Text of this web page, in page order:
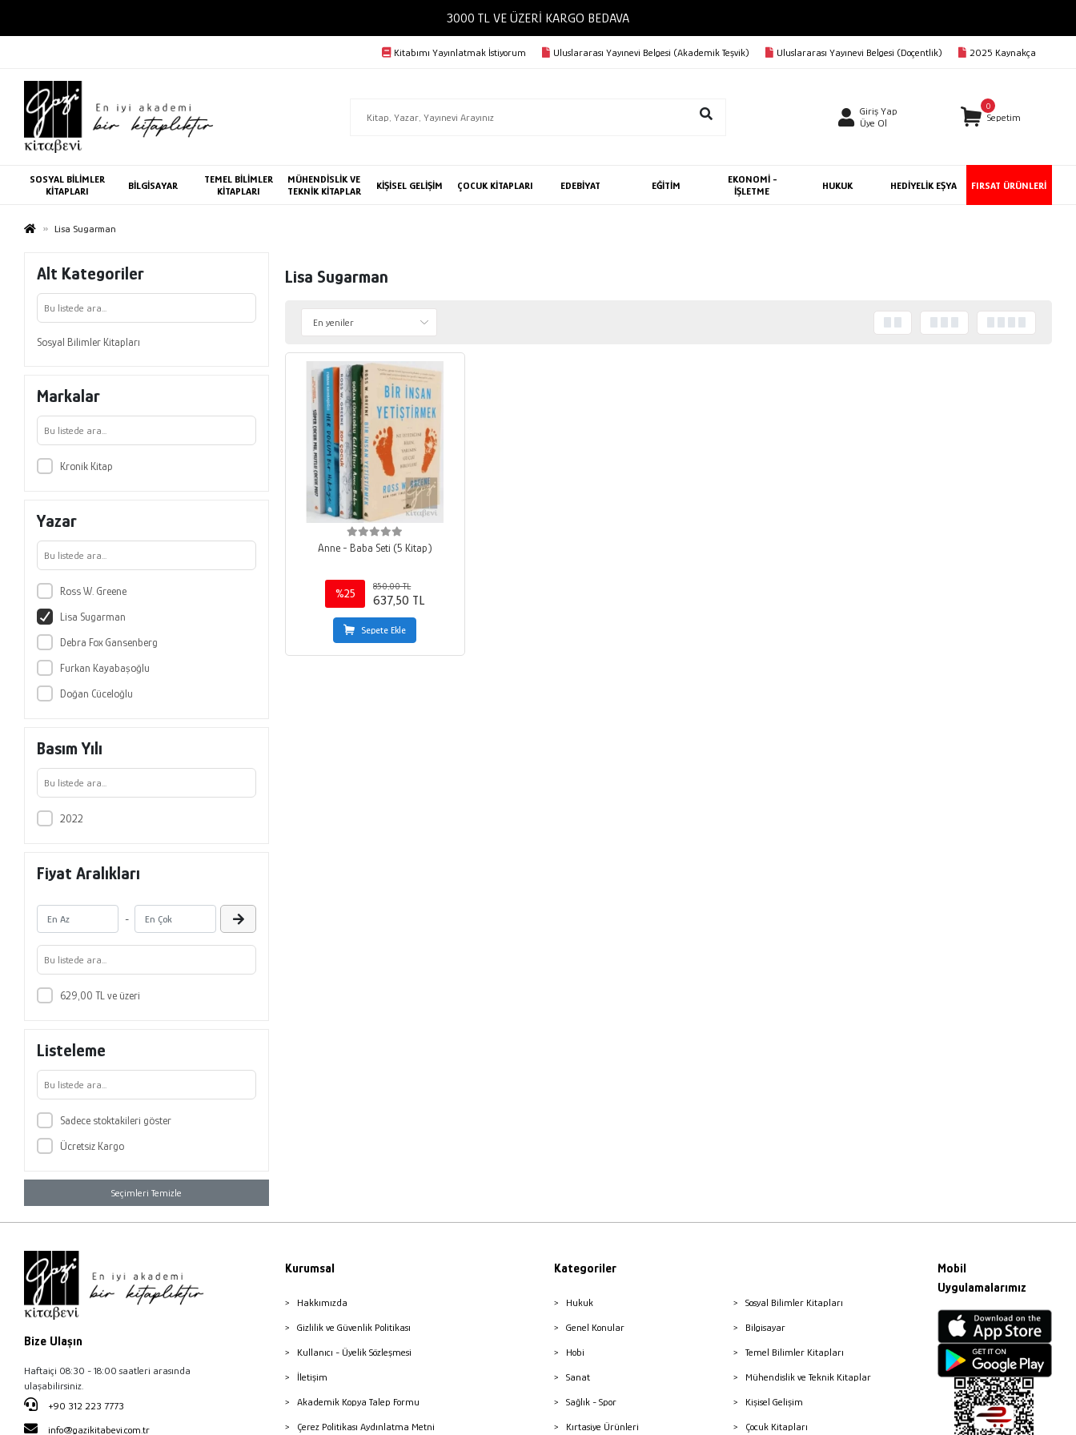
3000 TL VE ÜZERİ KARGO BEDAVA
Kitabımı Yayınlatmak İstiyorum Uluslararası Yayınevi Belgesi (Akademik Teşvik) Uluslararası Yayınevi Belgesi (Doçentlik) 2025 Kaynakça
Giriş Yap
Üye Ol
0
Sepetim
SOSYAL BİLİMLER
KİTAPLARI
BİLGİSAYAR
TEMEL BİLİMLER
KİTAPLARI
MÜHENDİSLİK VE
TEKNİK KİTAPLAR
KİŞİSEL GELİŞİM ÇOCUK KİTAPLARI EDEBİYAT EĞİTİM
EKONOMİ -
İŞLETME
HUKUK HEDİYELİK EŞYA FIRSAT ÜRÜNLERİ
Lisa Sugarman
Alt Kategoriler
Sosyal Bilimler Kitapları
Markalar
Kronik Kitap
Yazar
Ross W. Greene
Lisa Sugarman
Debra Fox Gansenberg
Furkan Kayabaşoğlu
Doğan Cüceloğlu
Basım Yılı
2022
Fiyat Aralıkları
-
629,00 TL ve üzeri
Listeleme
Sadece stoktakileri göster
Ücretsiz Kargo
Seçimleri Temizle
Lisa Sugarman
Anne - Baba Seti (5 Kitap)
%25
850,00 TL
637,50 TL
Sepete Ekle
Bize Ulaşın
Haftaiçi 08:30 - 18:00 saatleri arasında
ulaşabilirsiniz.
+90 312 223 7773
info@gazikitabevi.com.tr
Kurumsal
Hakkımızda
Gizlilik ve Güvenlik Politikası
Kullanıcı - Üyelik Sözleşmesi
İletişim
Akademik Kopya Talep Formu
Çerez Politikası Aydınlatma Metni
Kategoriler
Hukuk
Genel Konular
Hobi
Sanat
Sağlık - Spor
Kırtasiye Ürünleri
Sosyal Bilimler Kitapları
Bilgisayar
Temel Bilimler Kitapları
Mühendislik ve Teknik Kitaplar
Kişisel Gelişim
Çocuk Kitapları
Mobil
Uygulamalarımız